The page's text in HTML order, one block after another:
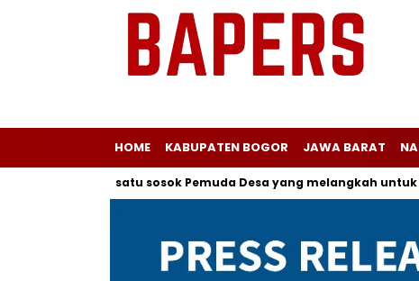
HOME KABUPATEN BOGOR JAWA BARAT
salah satu sosok Pemuda Desa yang melangkah untuk